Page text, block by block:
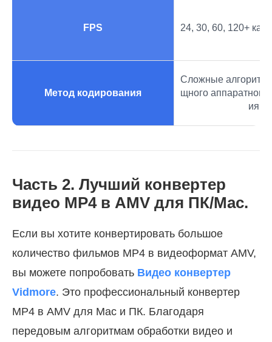
FPS 24, 30, 60, 120+
Метод кодирования
Сложные
щного аппаратного
ия.
Часть 2. Лучший конвертер
видео MP4 в AMV для ПК/Mac.
Если вы хотите конвертировать большое
количество фильмов MP4 в видеоформат AMV,
вы можете попробовать Видео конвертер
Vidmore. Это профессиональный конвертер
MP4 в AMV для Mac и ПК. Благодаря
передовым алгоритмам обработки видео и